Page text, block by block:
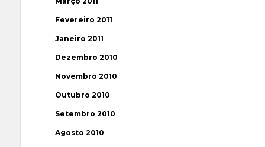
Fevereiro 2011
Janeiro 2011
Dezembro 2010
Novembro 2010
Outubro 2010
Setembro 2010
Agosto 2010